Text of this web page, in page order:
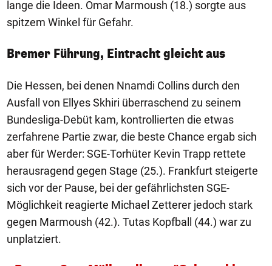
lange die Ideen. Omar Marmoush (18.) sorgte aus
spitzem Winkel für Gefahr.
Bremer Führung, Eintracht gleicht aus
Die Hessen, bei denen Nnamdi Collins durch den
Ausfall von Ellyes Skhiri überraschend zu seinem
Bundesliga-Debüt kam, kontrollierten die etwas
zerfahrene Partie zwar, die beste Chance ergab sich
aber für Werder: SGE-Torhüter Kevin Trapp rettete
herausragend gegen Stage (25.). Frankfurt steigerte
sich vor der Pause, bei der gefährlichsten SGE-
Möglichkeit reagierte Michael Zetterer jedoch stark
gegen Marmoush (42.). Tutas Kopfball (44.) war zu
unplatziert.